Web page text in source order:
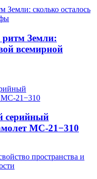
Земли:
всемирной
серийный
МС-21−310